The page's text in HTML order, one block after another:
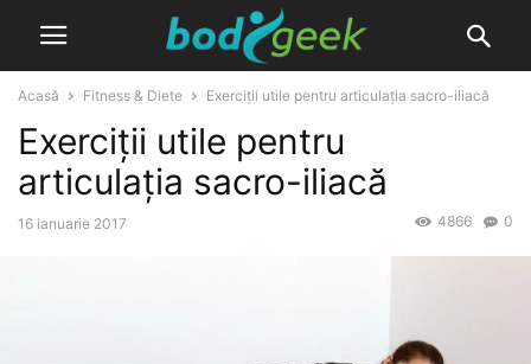
Acasă Fitness & Diete Exerciții utile pentru articulația sacro-iliacă
Exerciții utile pentru
articulația sacro-iliacă
16 ianuarie 2017 0
4866